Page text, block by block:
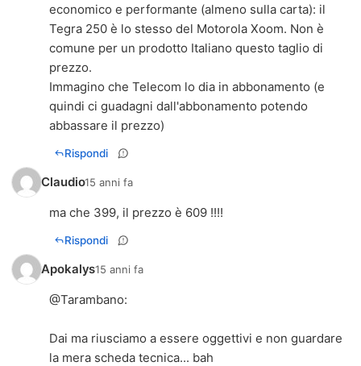
economico e performante (almeno sulla carta): il
Tegra 250 è lo stesso del Motorola Xoom. Non è
comune per un prodotto Italiano questo taglio di
prezzo.
Immagino che Telecom lo dia in abbonamento (e
quindi ci guadagni dall'abbonamento potendo
abbassare il prezzo)
Rispondi
Claudio15 anni fa
ma che 399, il prezzo è 609 !!!!
Rispondi
Apokalys15 anni fa
@Tarambano:
Dai ma riusciamo a essere oggettivi e non guardare
la mera scheda tecnica... bah